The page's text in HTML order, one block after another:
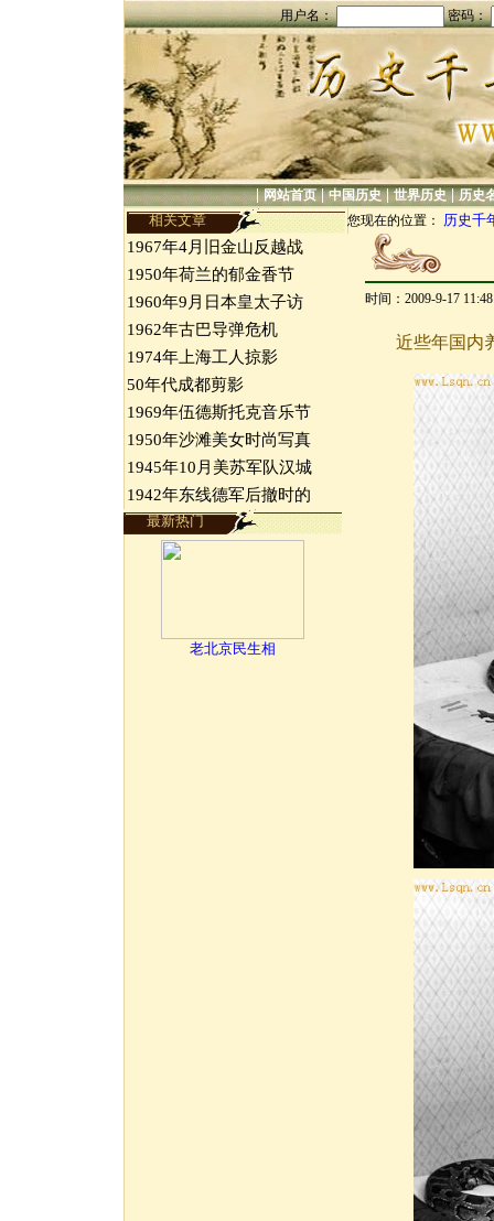
用户名： 密码：
|网站首页|中国历史|世界历史|历史
相关文章 您现在的位置： 历史千
1967年4月旧金山反越战
1950年荷兰的郁金香节
1960年9月日本皇太子访
1962年古巴导弹危机
1974年上海工人掠影
50年代成都剪影
1969年伍德斯托克音乐节
1950年沙滩美女时尚写真
1945年10月美苏军队汉城
1942年东线德军后撤时的
最新热门
老北京民生相
时间：2009-9-17
近些年国内